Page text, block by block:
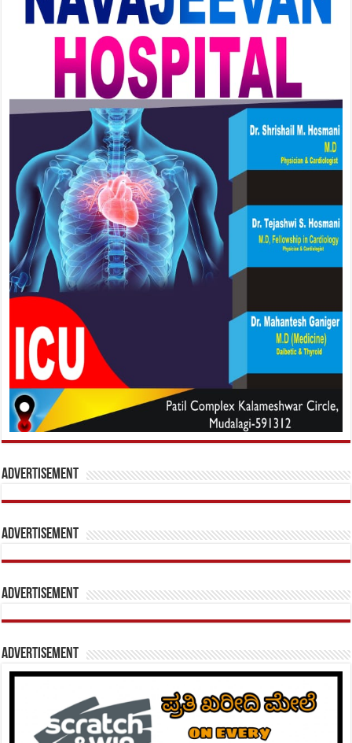
Advertisement
Advertisement
Advertisement
Advertisement